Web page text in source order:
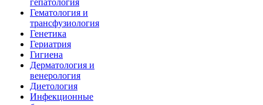
гепатология
Гематология и
трансфузиология
Генетика
Гериатрия
Гигиена
Дерматология и
венерология
Диетология
Инфекционные